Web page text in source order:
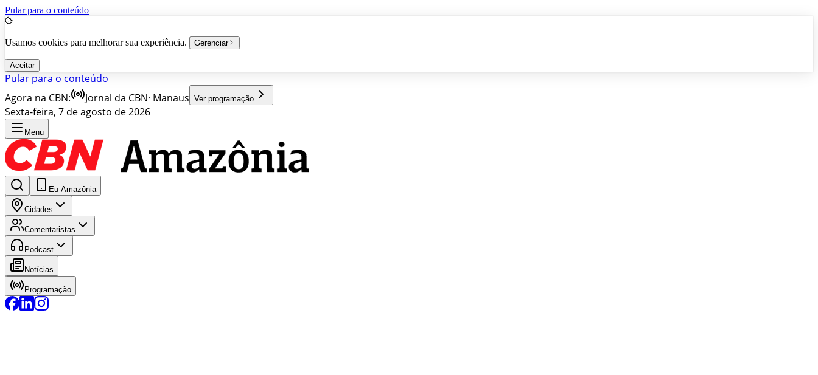
Pular para o conteúdo
Usamos cookies para melhorar sua experiência. Gerenciar
Aceitar
Pular para o conteúdo
Agora na CBN:
Jornal da CBN· Manaus Ver programação
Sexta-feira, 7 de agosto de 2026
Menu
Eu Amazônia
Cidades
Comentaristas
Podcast
Notícias
Programação